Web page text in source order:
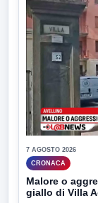
7 AGOSTO 2026
CRONACA
Malore o
giallo di Villa